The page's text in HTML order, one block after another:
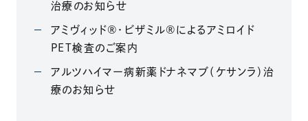
治療のお知らせ
アミヴィッド®・ビザミル®によるアミロイド
PET検査のご案内
アルツハイマー病新薬ドナネマブ（ケサンラ）治
療のお知らせ